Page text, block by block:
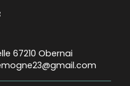
67210 Obernai